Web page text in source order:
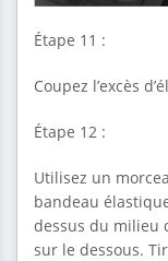
Étape 11 :
Coupez l’excès
Étape 12 :
Utilisez un
bandeau
dessus du milieu
sur le dessous.